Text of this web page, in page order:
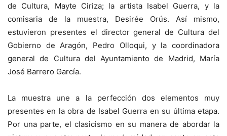
de Cultura, Mayte Ciriza; la artista Isabel Guerra, y la
comisaria de la muestra, Desirée Orús. Así mismo,
estuvieron presentes el director general de Cultura del
Gobierno de Aragón, Pedro Olloqui, y la coordinadora
general de Cultura del Ayuntamiento de Madrid, María
José Barrero García.
La muestra une a la perfección dos elementos muy
presentes en la obra de Isabel Guerra en su última etapa.
Por una parte, el clasicismo en su manera de abordar la